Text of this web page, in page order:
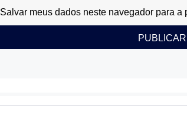
Salvar meus dados neste navegador para a